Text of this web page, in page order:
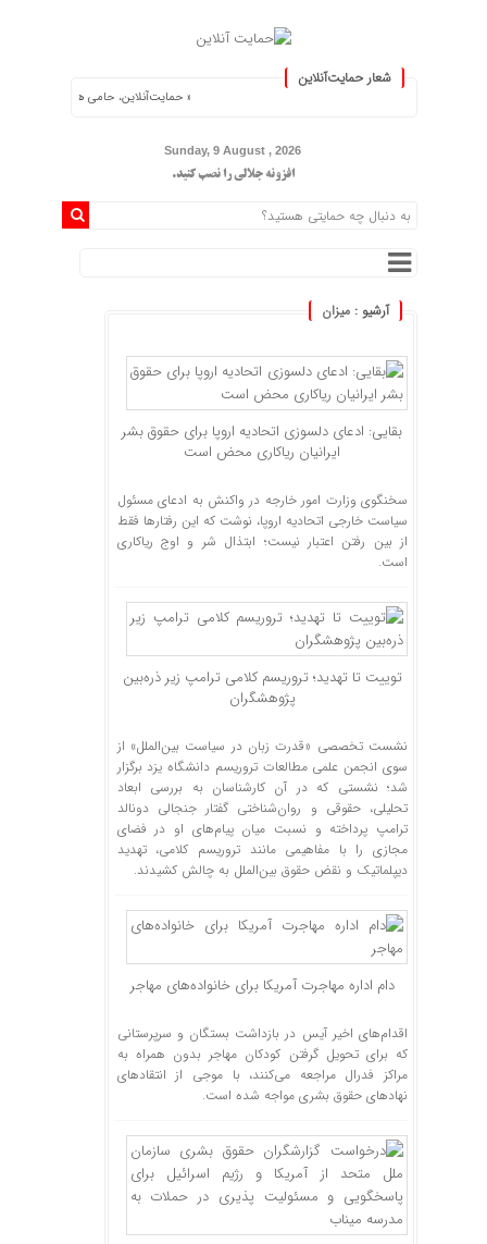
شعار حمایت‌آنلاین
« حمایت‌آنلاین، حامی همه مردم ایران »
Sunday, 9 August , 2026
افزونه جلالی را نصب کنید.
آرشیو : میزان
بقایی: ادعای دلسوزی اتحادیه اروپا برای حقوق بشر
ایرانیان ریاکاری محض است
سخنگوی وزارت امور خارجه در واکنش به ادعای مسئول
سیاست خارجی اتحادیه اروپا، نوشت که این رفتار‌ها فقط
از بین رفتن اعتبار نیست؛ ابتذال شر و اوج ریاکاری
است.
توییت تا تهدید؛ تروریسم کلامی ترامپ زیر ذره‌بین
پژوهشگران
نشست تخصصی «قدرت زبان در سیاست بین‌الملل» از
سوی انجمن علمی مطالعات تروریسم دانشگاه یزد برگزار
شد؛ نشستی که در آن کارشناسان به بررسی ابعاد
تحلیلی، حقوقی و روان‌شناختی گفتار جنجالی دونالد
ترامپ پرداخته و نسبت میان پیام‌های او در فضای
مجازی را با مفاهیمی مانند تروریسم کلامی، تهدید
دیپلماتیک و نقض حقوق بین‌الملل به چالش کشیدند.
دام اداره مهاجرت آمریکا برای خانواده‌های مهاجر
اقدام‌های اخیر آیس در بازداشت بستگان و سرپرستانی
که برای تحویل گرفتن کودکان مهاجر بدون همراه به
مراکز فدرال مراجعه می‌کنند، با موجی از انتقاد‌های
نهاد‌های حقوق بشری مواجه شده است.